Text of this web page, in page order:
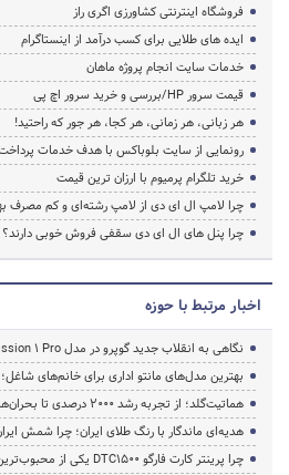
فروشگاه اینترنتی کشاورزی اگری راز
ایده های طلایی برای کسب درآمد از اینستاگرام
خدمات سایت انجام پروژه ماهان
قیمت سرور HP/بررسی و خرید سرور اچ پی
هر زبانی، هر زمانی، هر کجا، هر جور که راحتید!
رونمایی از سایت بلوباکس با هدف خدمات
خرید تلگرام پرمیوم با ارزان ترین قیمت
چرا لامپ ال ای دی از لامپ رشته‌ای و کم مصرف
چرا پنل های ال ای دی سقفی فروش خوبی دارند؟
اخبار مرتبط با حوزه
نگاهی به انقلاب جدید گوپرو در مدل Mission 1 Pro
بهترین مدل‌های مانتو اداری برای خانم‌های
هماتیت‌گلد؛ از تجربه رشد ۲۰۰۰ درصدی تا بحران‌های ناشی از جنگ
هدیه‌ای ماندگار با رنگ طلای ایران؛ چرا شمش
چرا پرینتر کارت فارگو DTC1500 یکی از محبوب‌ترین پرینترهای کارت دنیا است؟